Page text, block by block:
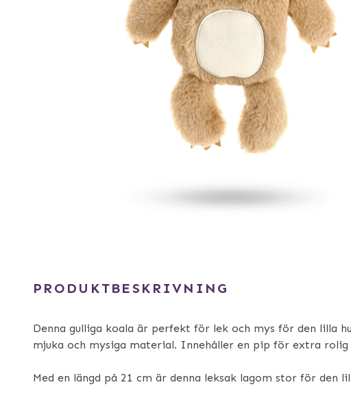
PRODUKTBESKRIVNING
Denna gulliga koala är perfekt för lek och mys för den lilla
mjuka och mysiga material. Innehåller en pip för extra rolig
Med en längd på 21 cm är denna leksak lagom stor för den